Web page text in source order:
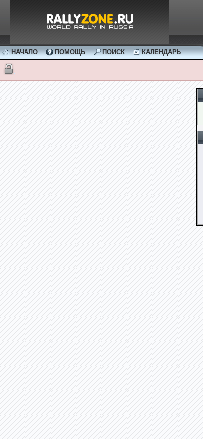
НАЧАЛО ПОМОЩЬ ПОИСК КАЛЕНДАРЬ